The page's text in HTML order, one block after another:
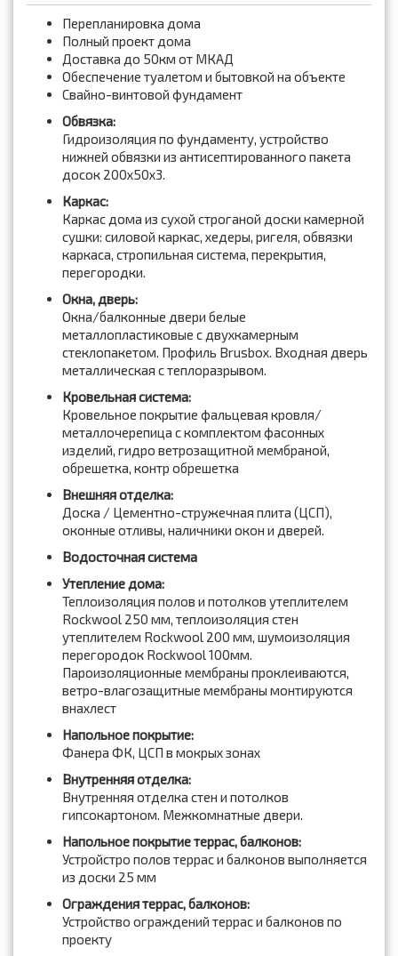
Перепланировка дома
Полный проект дома
Доставка до 50км от МКАД
Обеспечение туалетом и бытовкой на объекте
Свайно-винтовой фундамент
Обвязка:
Гидроизоляция по фундаменту, устройство
нижней обвязки из антисептированного пакета
досок 200x50x3.
Каркас:
Каркас дома из сухой строганой доски камерной
сушки: силовой каркас, хедеры, ригеля, обвязки
каркаса, стропильная система, перекрытия,
перегородки.
Окна, дверь:
Окна/балконные двери белые
металлопластиковые с двухкамерным
стеклопакетом. Профиль Brusbox. Входная дверь
металлическая с теплоразрывом.
Кровельная система:
Кровельное покрытие фальцевая кровля/
металлочерепица с комплектом фасонных
изделий, гидро ветрозащитной мембраной,
обрешетка, контр обрешетка
Внешняя отделка:
Доска / Цементно-стружечная плита (ЦСП),
оконные отливы, наличники окон и дверей.
Водосточная система
Утепление дома:
Теплоизоляция полов и потолков утеплителем
Rockwool 250 мм, теплоизоляция стен
утеплителем Rockwool 200 мм, шумоизоляция
перегородок Rockwool 100мм.
Пароизоляционные мембраны проклеиваются,
ветро-влагозащитные мембраны монтируются
внахлест
Напольное покрытие:
Фанера ФК, ЦСП в мокрых зонах
Внутренняя отделка:
Внутренняя отделка стен и потолков
гипсокартоном. Межкомнатные двери.
Напольное покрытие террас, балконов:
Устройстро полов террас и балконов выполняется
из доски 25 мм
Ограждения террас, балконов:
Устройство ограждений террас и балконов по
проекту